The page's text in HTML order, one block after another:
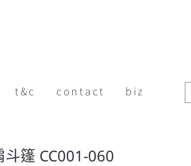
t&c contact biz
篷 CC001-060